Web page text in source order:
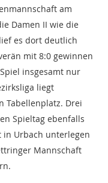
am
Damen II wie die
es dort deutlich
mit 8:0 gewinnen
insgesamt nur
liegt
Tabellenplatz. Drei
Spieltag ebenfalls
Urbach unterlegen
Mannschaft